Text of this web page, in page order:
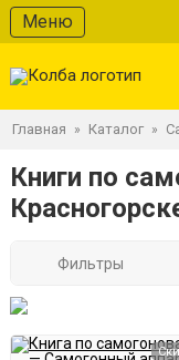
Меню
Главная » Каталог »
Книги по
Фильтры